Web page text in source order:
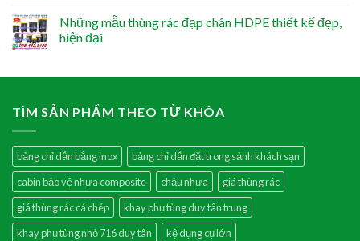
Những mẫu thùng rác đạp chân HDPE thiết kế đẹp,
hiện đại
TÌM SẢN PHẨM THEO TỪ KHÓA
bảng chỉ dẫn bằng inox
bảng chỉ dẫn đặt trong sảnh khách sạn
cabin bảo vệ nhựa composite
chậu nhựa
giá thùng rác
giá thùng rác cá chép
khay phụ tùng duy tân trung
khay phụ tùng nhỏ 716 duy tân
kệ dụng cụ lớn